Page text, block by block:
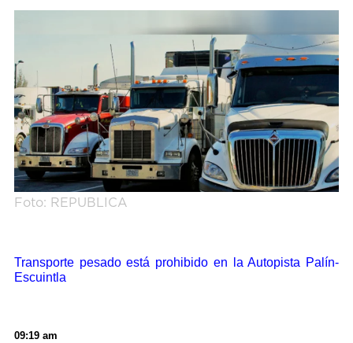
Foto: REPUBLICA
Transporte pesado está prohibido en la Autopista Palín-
Escuintla
09:19 am